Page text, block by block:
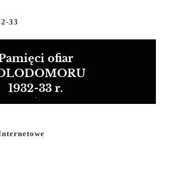
33
ofiar
1932-33 r.